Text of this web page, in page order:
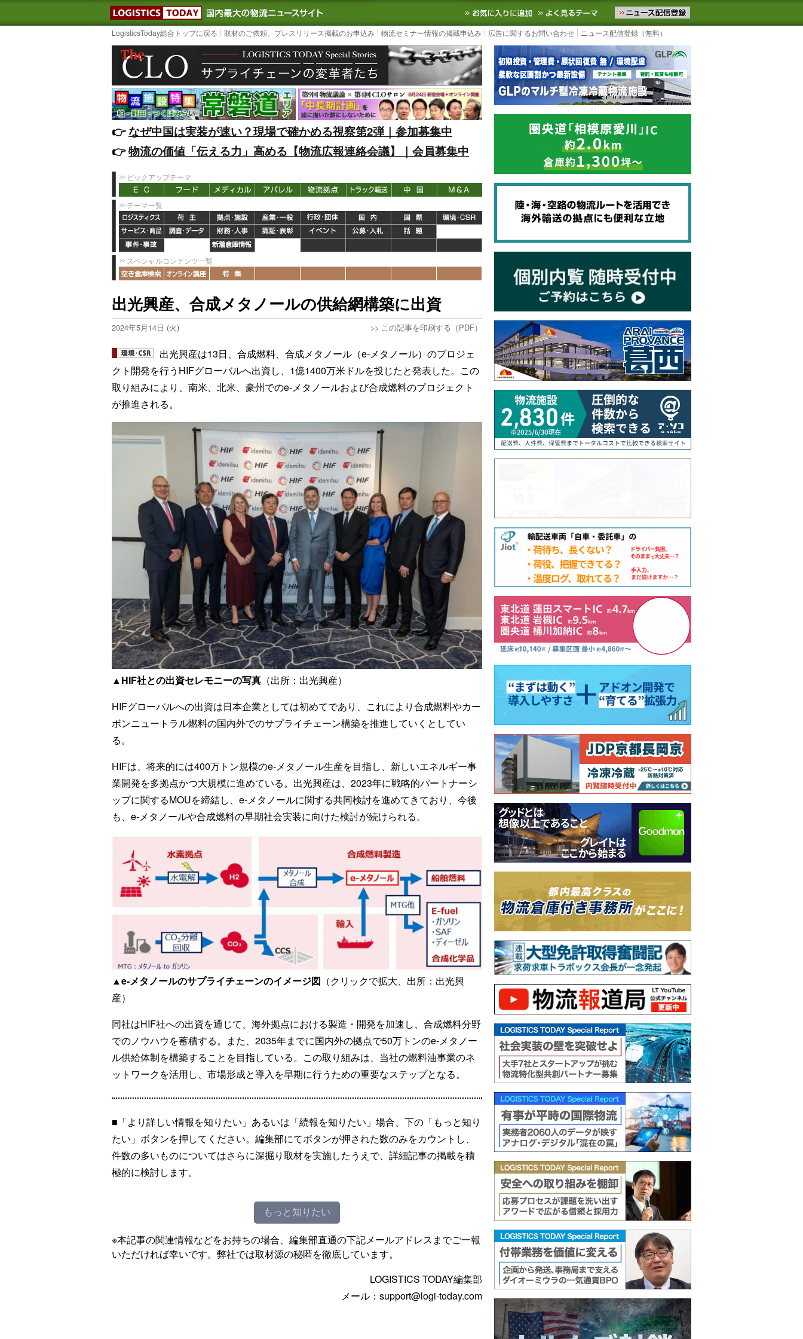
LOGISTICS TODAY｜国内最大の物流ニュースサイト3PL, SCMなど国内外の最新の物流ニュースをお届けします。物流ニュースメール配信を登録す
お気に入りに追加 よく見るテーマ
LogisticsToday総合トップに戻る 取材のご依頼、プレスリリース掲載のお申込み 物流セミナー情報の掲載申込み 広告に関するお問い合わせ ニュース配信登録（無料）
👉️なぜ中国は実装が速い？現場で確かめる視察第2弾｜参加募集中
👉️物流の価値「伝える力」高める【物流広報連絡会議】｜会員募集中
ピックアップテーマ
テーマ一覧
スペシャルコンテンツ一覧
出光興産、合成メタノールの供給網構築に出資
2024年5月14日 (火) >> この記事を印刷する（PDF）
出光興産は13日、合成燃料、合成メタノール（e-メタノール）のプロジェ
クト開発を行うHIFグローバルへ出資し、1億1400万米ドルを投じたと発表した。この
取り組みにより、南米、北米、豪州でのe-メタノールおよび合成燃料のプロジェクト
が推進される。
▲HIF社との出資セレモニーの写真 （出所：出光興産）
HIFグローバルへの出資は日本企業としては初めてであり、これにより合成燃料やカー
ボンニュートラル燃料の国内外でのサプライチェーン構築を推進していくとしてい
る。
HIFは、将来的には400万トン規模のe-メタノール生産を目指し、新しいエネルギー事
業開発を多拠点かつ大規模に進めている。出光興産は、2023年に戦略的パートナーシ
ップに関するMOUを締結し、e-メタノールに関する共同検討を進めてきており、今後
も、e-メタノールや合成燃料の早期社会実装に向けた検討が続けられる。
▲e-メタノールのサプライチェーンのイメージ図 （クリックで拡大、出所：出光興
産）
同社はHIF社への出資を通じて、海外拠点における製造・開発を加速し、合成燃料分野
でのノウハウを蓄積する。また、2035年までに国内外の拠点で50万トンのe-メタノー
ル供給体制を構築することを目指している。この取り組みは、当社の燃料油事業のネ
ットワークを活用し、市場形成と導入を早期に行うための重要なステップとなる。
■「より詳しい情報を知りたい」あるいは「続報を知りたい」場合、下の「もっと知り
たい」ボタンを押してください。編集部にてボタンが押された数のみをカウントし、
件数の多いものについてはさらに深掘り取材を実施したうえで、詳細記事の掲載を積
極的に検討します。
もっと知りたい
※本記事の関連情報などをお持ちの場合、編集部直通の下記メールアドレスまでご一報
いただければ幸いです。弊社では取材源の秘匿を徹底しています。
LOGISTICS TODAY編集部
メール：support@logi-today.com